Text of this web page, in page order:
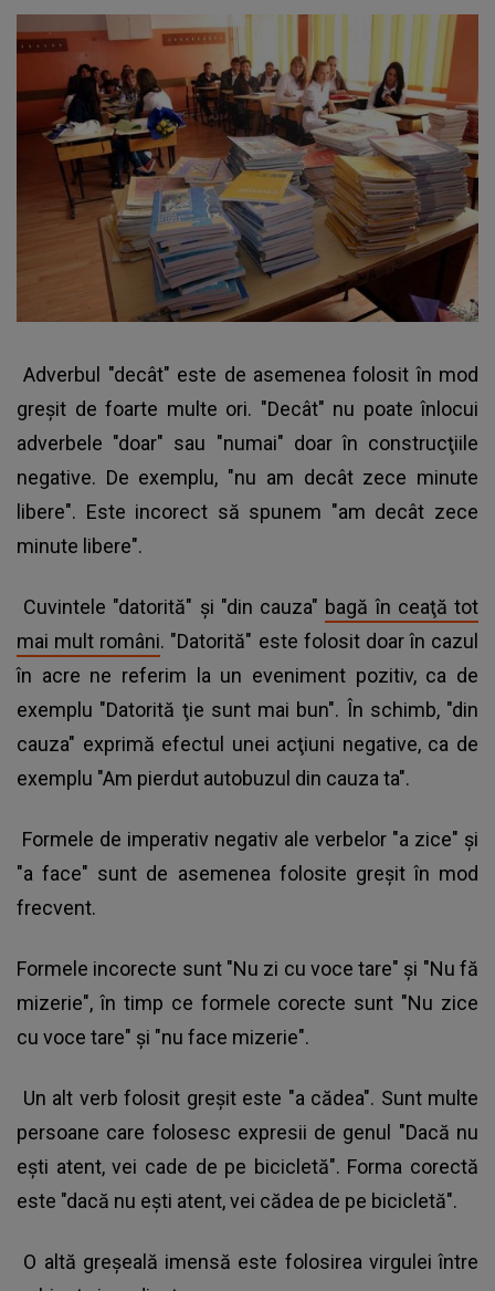
Adverbul "decât" este de asemenea folosit în mod
greşit de foarte multe ori. "Decât" nu poate înlocui
adverbele "doar" sau "numai" doar în construcţiile
negative. De exemplu, "nu am decât zece minute
libere". Este incorect să spunem "am decât zece
minute libere".
Cuvintele "datorită" şi "din cauza" bagă în ceaţă tot
mai mult români. "Datorită" este folosit doar în cazul
în acre ne referim la un eveniment pozitiv, ca de
exemplu "Datorită ţie sunt mai bun". În schimb, "din
cauza" exprimă efectul unei acţiuni negative, ca de
exemplu "Am pierdut autobuzul din cauza ta".
Formele de imperativ negativ ale verbelor "a zice" şi
"a face" sunt de asemenea folosite greşit în mod
frecvent.
Formele incorecte sunt "Nu zi cu voce tare" şi "Nu fă
mizerie", în timp ce formele corecte sunt "Nu zice
cu voce tare" şi "nu face mizerie".
Un alt verb folosit greşit este "a cădea". Sunt multe
persoane care folosesc expresii de genul "Dacă nu
eşti atent, vei cade de pe bicicletă". Forma corectă
este "dacă nu eşti atent, vei cădea de pe bicicletă".
O altă greşeală imensă este folosirea virgulei între